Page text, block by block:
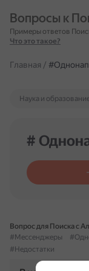
Вопросы к
Примеры ответов
Что это такое?
Главная /
Наука и
#
Вопрос для Поиска с
#Мессенджеры
#Недостатки